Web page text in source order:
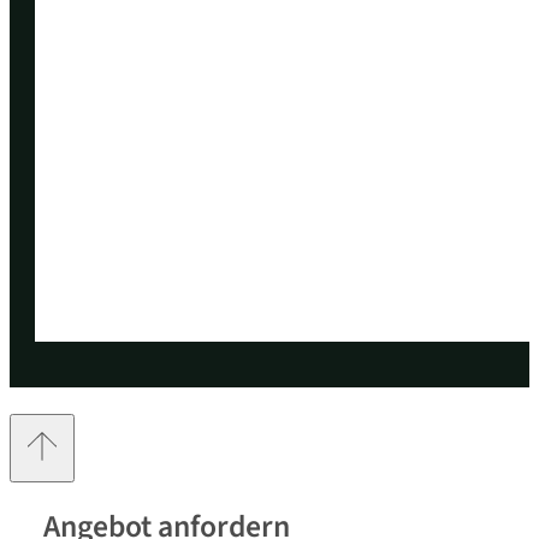
Angebot anfordern